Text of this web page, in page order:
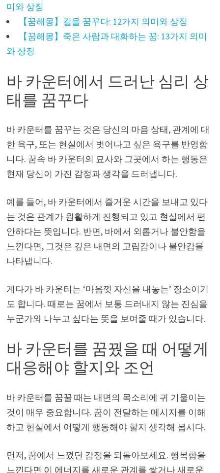
미와 상징
【꿈해몽】길을 꿈꾸다: 12가지 의미와 상징
【꿈해몽】죽은 사람과 대화하는 꿈: 13가지 의미
와 상징
바 카운터에서 드러난 심리 상
태를 꿈꾸다
바 카운터를 꿈꾸는 것은 당신의 마음 상태, 관계에 대
한 욕구, 또는 현실에서 벗어나고 싶은 욕구를 반영합
니다. 꿈속 바 카운터의 묘사와 그곳에서 하는 행동은
현재 당신이 가진 감정과 생각을 드러냅니다.
예를 들어, 바 카운터에서 즐거운 시간을 보내고 있다
는 것은 관계가 원활하게 진행되고 있고 현실에서 편
안하다는 뜻입니다. 반면, 바에서 외롭거나 불안함을
느낀다면, 그것은 깊은 내면의 고립감이나 불안감을
나타냅니다.
게다가 바 카운터는 ‘마음껏 자신을 내놓는’ 장소이기
도 합니다. 때로는 꿈에서 보통 드러내지 않는 진심을
누군가와 나누고 싶다는 뜻을 보여줄 때가 있습니다.
바 카운터를 꿈꿨을 때 어떻게
대응해야 할지와 조언
바 카운터를 꿈꿀 때는 내면의 목소리에 귀 기울이는
것이 매우 중요합니다. 꿈이 전달하는 메시지를 이해
하고 현실에서 어떻게 행동해야 할지 생각해 봅시다.
먼저, 꿈에서 느꼈던 감정을 되돌아보세요. 행복함을
느낀다면 이 에너지를 새로운 관계를 쌓거나 새로운